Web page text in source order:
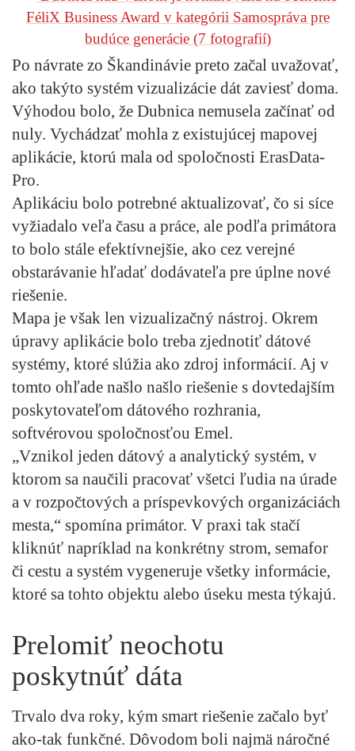
FéliX Business Award v kategórii Samospráva pre
budúce generácie(7 fotografií)
Po návrate zo Škandinávie preto začal uvažovať,
ako takýto systém vizualizácie dát zaviesť doma.
Výhodou bolo, že Dubnica nemusela začínať od
nuly. Vychádzať mohla z existujúcej mapovej
aplikácie, ktorú mala od spoločnosti ErasData-
Pro.
Aplikáciu bolo potrebné aktualizovať, čo si síce
vyžiadalo veľa času a práce, ale podľa primátora
to bolo stále efektívnejšie, ako cez verejné
obstarávanie hľadať dodávateľa pre úplne nové
riešenie.
Mapa je však len vizualizačný nástroj. Okrem
úpravy aplikácie bolo treba zjednotiť dátové
systémy, ktoré slúžia ako zdroj informácií. Aj v
tomto ohľade našlo našlo riešenie s dovtedajším
poskytovateľom dátového rozhrania,
softvérovou spoločnosťou Emel.
„Vznikol jeden dátový a analytický systém, v
ktorom sa naučili pracovať všetci ľudia na úrade
a v rozpočtových a príspevkových organizáciách
mesta,“ spomína primátor. V praxi tak stačí
kliknúť napríklad na konkrétny strom, semafor
či cestu a systém vygeneruje všetky informácie,
ktoré sa tohto objektu alebo úseku mesta týkajú.
Prelomiť neochotu
poskytnúť dáta
Trvalo dva roky, kým smart riešenie začalo byť
ako-tak funkčné. Dôvodom boli najmä náročné